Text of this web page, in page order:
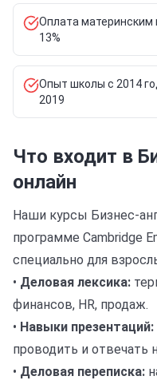
Оплата материнским
13%
Опыт школы с 2014
2019
Что входит в
онлайн
Наши курсы Бизнес-
программе Cambridge
специально для
• Деловая лексика:
финансов, HR, продаж.
• Навыки презентаций:
проводить и отвечать
• Деловая переписка: